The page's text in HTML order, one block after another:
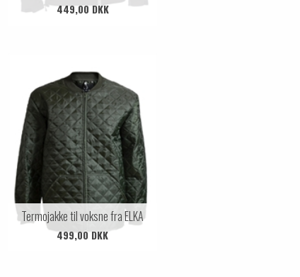
449,00 DKK
Termojakke til voksne fra ELKA
499,00 DKK